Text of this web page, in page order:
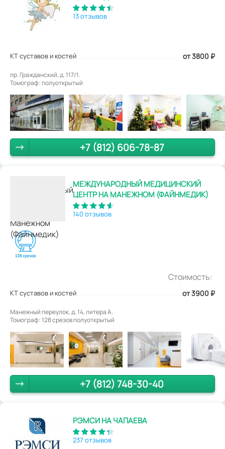
13 отзывов
КТ суставов и костей от 3800 ₽
пр. Гражданский, д. 117/1.
Томограф: полуоткрытый
+7 (812) 606-78-87
МЕЖДУНАРОДНЫЙ МЕДИЦИНСКИЙ
ЦЕНТР НА МАНЕЖНОМ (ФАЙНМЕДИК)
140 отзывов
Стоимость:
КТ суставов и костей от 3900 ₽
Манежный переулок, д. 14, литера А.
Томограф: 128 срезов полуоткрытый
+7 (812) 748-30-40
РЭМСИ НА ЧАПАЕВА
237 отзывов